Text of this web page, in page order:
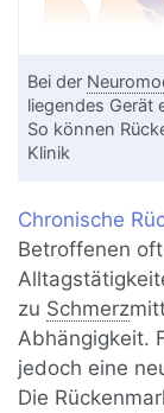
Bei der
liegendes Gerät
So können
Klinik
Chronische
Betroffenen
zu Schmerz
Abhängigkeit.
jedoch eine
Die